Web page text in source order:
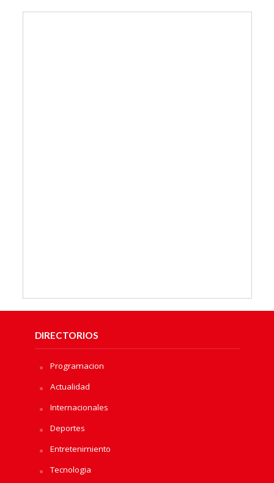
DIRECTORIOS
Programacion
Actualidad
Internacionales
Deportes
Entretenimiento
Tecnologia